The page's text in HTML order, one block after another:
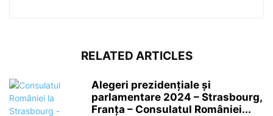
RELATED ARTICLES
Alegeri prezidențiale și
parlamentare 2024 – Strasbourg,
Franța – Consulatul României...